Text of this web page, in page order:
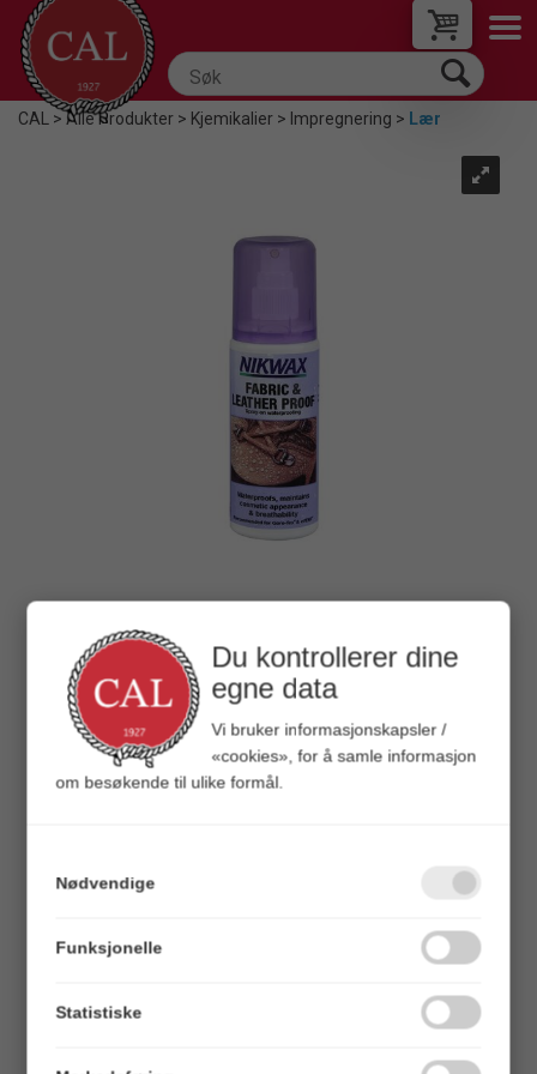
CAL >Alle Produkter>Kjemikalier> Impregnering> Lær
Nikwax Fabric & Leather
Spray-On
125 ml - Impregnering fottøy nylon/lær
Varenr:620018
Du kontrollerer dine
egne data
Vi bruker informasjonskapsler /
«cookies», for å samle informasjon
om besøkende til ulike formål.
Nødvendige
Funksjonelle
Statistiske